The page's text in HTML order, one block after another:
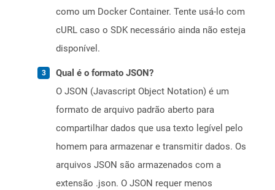
como um Docker Container. Tente usá-lo com
cURL caso o SDK necessário ainda não esteja
disponível.
Qual é o formato JSON?
O JSON (Javascript Object Notation) é um
formato de arquivo padrão aberto para
compartilhar dados que usa texto legível pelo
homem para armazenar e transmitir dados. Os
arquivos JSON são armazenados com a
extensão .json. O JSON requer menos